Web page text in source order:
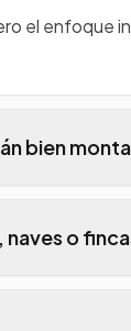
el enfoque
bien
o